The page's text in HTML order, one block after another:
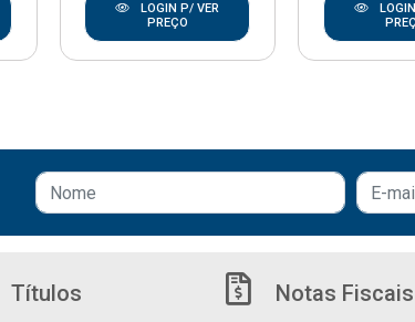
LOGIN P/ VER
PREÇO
Títulos Notas Fiscais